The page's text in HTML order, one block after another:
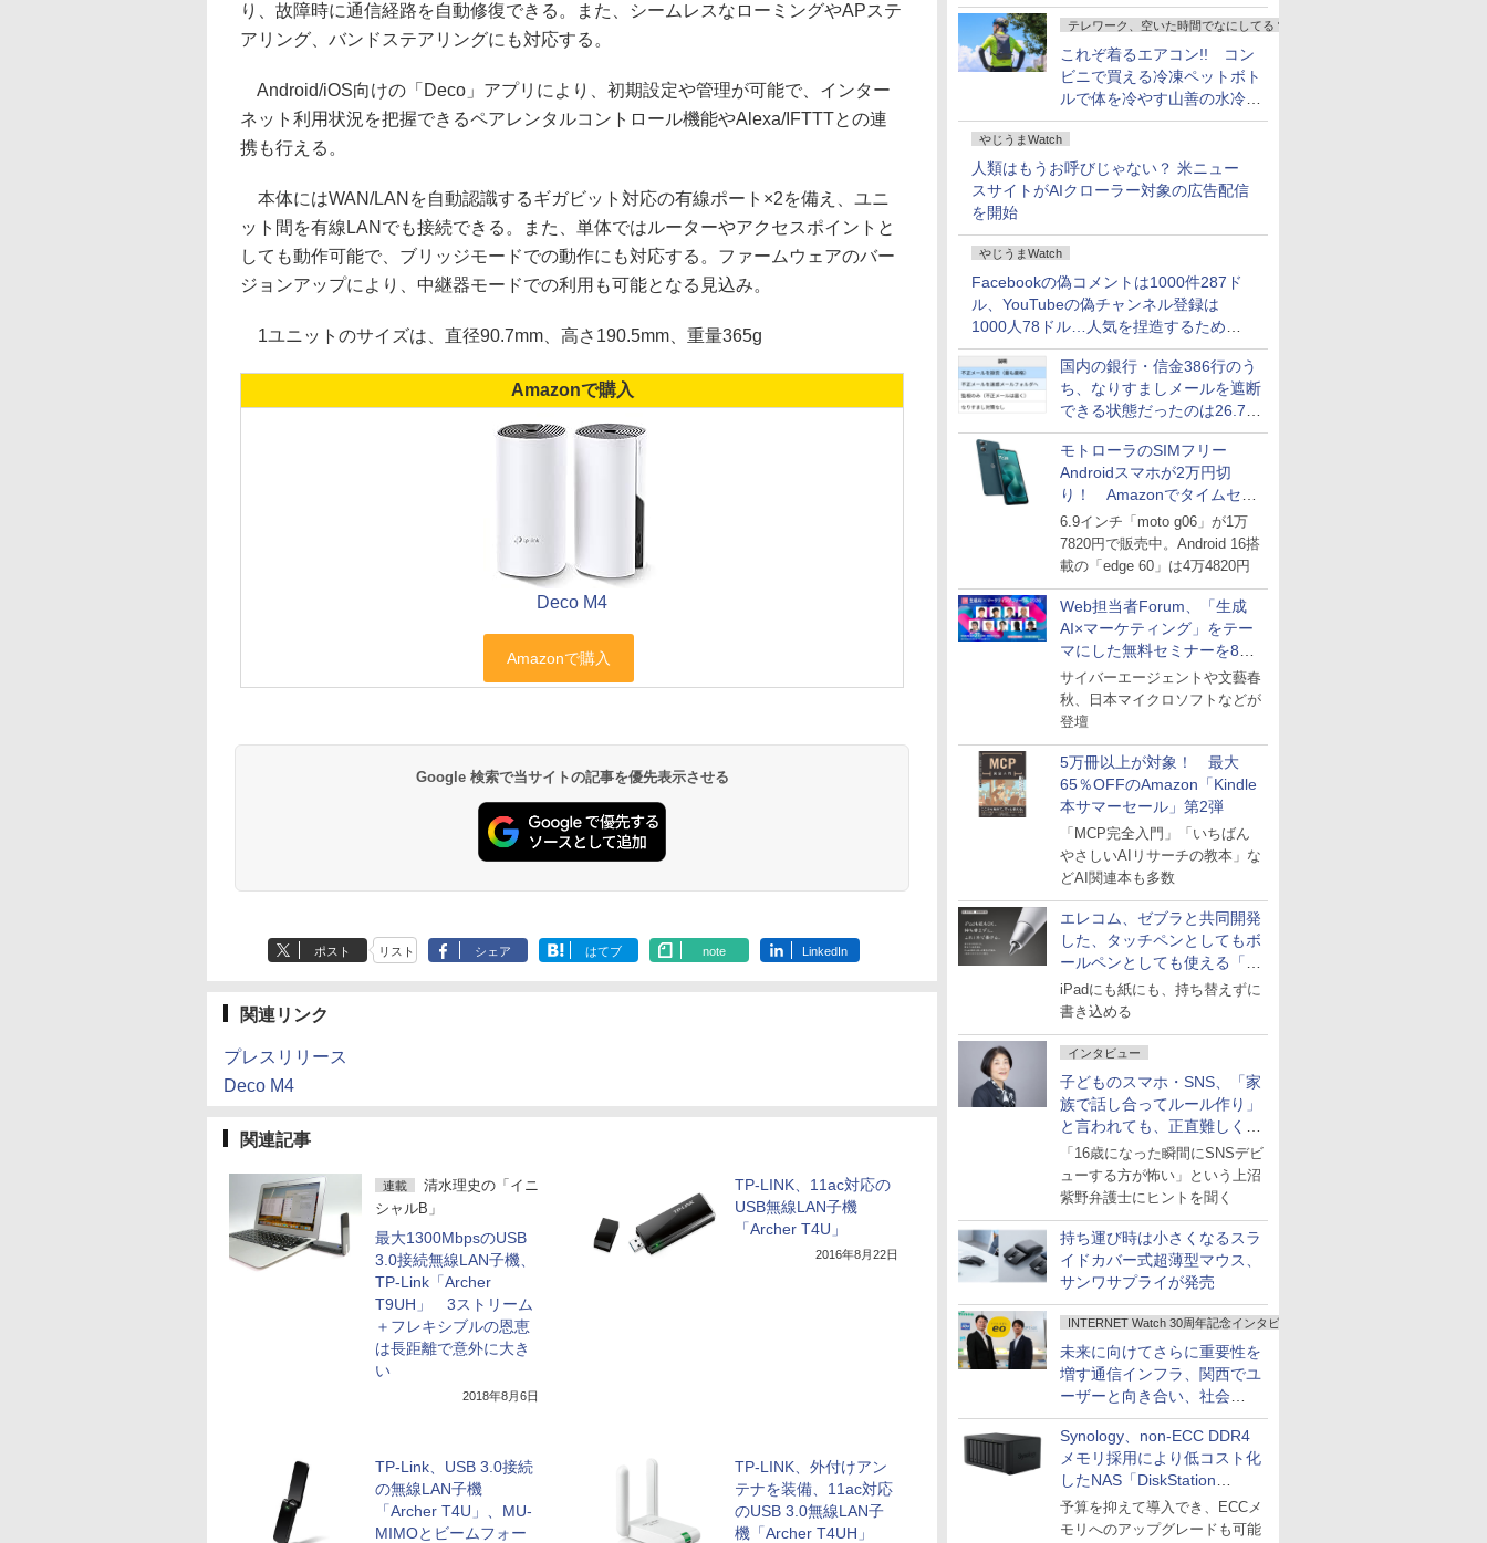
テレワーク、空いた時間でなにしてる？
これぞ着るエアコン!! コン
ビニで買える冷凍ペットボト
ルで体を冷やす山善の水冷ベ
ストがロードバイクにちょう
どいい【ぼっち・ざ・ろー
ど！その14】
やじうまWatch
人類はもうお呼びじゃない？ 米ニュー
スサイトがAIクローラー対象の広告配信
を開始
やじうまWatch
Facebookの偽コメントは1000件287ド
ル、YouTubeの偽チャンネル登録は
1000人78ドル…人気を捏造するための
価格リストが公開中
国内の銀行・信金386行のう
ち、なりすましメールを遮断
できる状態だったのは26.7％
にとどまる～GMOブランド
セキュリティ調査
モトローラのSIMフリー
Androidスマホが2万円切
り！ Amazonでタイムセー
ル
6.9インチ「moto g06」が1万
7820円で販売中。Android 16搭
載の「edge 60」は4万4820円
Web担当者Forum、「生成
AI×マーケティング」をテー
マにした無料セミナーを8月
27日にオンライン開催
サイバーエージェントや文藝春
秋、日本マイクロソフトなどが
登壇
5万冊以上が対象！ 最大
65％OFFのAmazon「Kindle
本サマーセール」第2弾
「MCP完全入門」「いちばん
やさしいAIリサーチの教本」な
どAI関連本も多数
エレコム、ゼブラと共同開発
した、タッチペンとしてもボ
ールペンとしても使える「ス
タイラスツーウェイ」発売
iPadにも紙にも、持ち替えずに
書き込める
インタビュー
子どものスマホ・SNS、「家
族で話し合ってルール作り」
と言われても、正直難しくな
いですか？
「16歳になった瞬間にSNSデビ
ューする方が怖い」という上沼
紫野弁護士にヒントを聞く
持ち運び時は小さくなるスラ
イドカバー式超薄型マウス、
サンワサプライが発売
INTERNET Watch 30周年記念インタビュー
未来に向けてさらに重要性を
増す通信インフラ、関西でユ
ーザーと向き合い、社会
の“あたらしい”を起動し続け
る～オプテージ
Synology、non-ECC DDR4
メモリ採用により低コスト化
したNAS「DiskStation
neo+」シリーズ
予算を抑えて導入でき、ECCメ
モリへのアップグレードも可能
り、故障時に通信経路を自動修復できる。また、シームレスなローミングやAPステ
アリング、バンドステアリングにも対応する。
Android/iOS向けの「Deco」アプリにより、初期設定や管理が可能で、インター
ネット利用状況を把握できるペアレンタルコントロール機能やAlexa/IFTTTとの連
携も行える。
本体にはWAN/LANを自動認識するギガビット対応の有線ポート×2を備え、ユニ
ット間を有線LANでも接続できる。また、単体ではルーターやアクセスポイントと
しても動作可能で、ブリッジモードでの動作にも対応する。ファームウェアのバー
ジョンアップにより、中継器モードでの利用も可能となる見込み。
1ユニットのサイズは、直径90.7mm、高さ190.5mm、重量365g
Amazonで購入
Deco M4
Google 検索で当サイトの記事を優先表示させる
ポスト リスト シェア はてブ note LinkedIn
関連リンク
プレスリリース
Deco M4
関連記事
連載
清水理史の「イニ
シャルB」
最大1300MbpsのUSB
3.0接続無線LAN子機、
TP-Link「Archer
T9UH」 3ストリーム
＋フレキシブルの恩恵
は長距離で意外に大き
い
2018年8月6日
TP-LINK、11ac対応の
USB無線LAN子機
「Archer T4U」
2016年8月22日
TP-Link、USB 3.0接続
の無線LAN子機
「Archer T4U」、MU-
MIMOとビームフォー
TP-LINK、外付けアン
テナを装備、11ac対応
のUSB 3.0無線LAN子
機「Archer T4UH」